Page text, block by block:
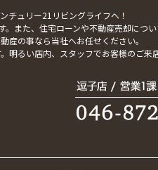
チュリー21リビングライフへ！
また、住宅ローンや不動産売却につい
産の事なら当社へお任せください。
るい店内、スタッフでお客様のご来